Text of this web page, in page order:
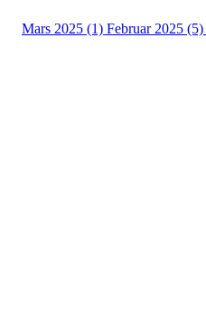
Mars 2025 (1) Februar 2025 (5)